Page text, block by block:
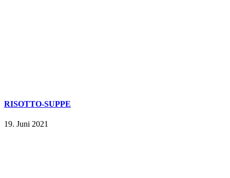
RISOTTO-SUPPE
19. Juni 2021